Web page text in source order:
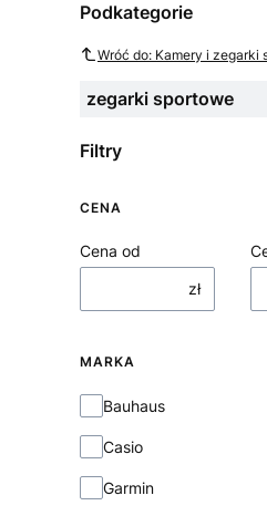
Podkategorie
Wróć do: Kamery i zegarki
zegarki sportowe
Filtry
CENA
Cena od
zł
MARKA
MarkaBauhaus
Casio
Garmin